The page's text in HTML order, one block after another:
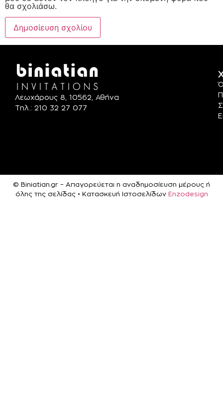
θα σχολιάσω.
Λεωχάρους 8, 10562, Αθήνα
Τηλ.: 210 32 27 077
© Biniatian.gr – Απαγορεύεται η αναδημοσίευση μέρους ή
όλης της σελίδας • Κατασκευή Ιστοσελίδων Enzodesign